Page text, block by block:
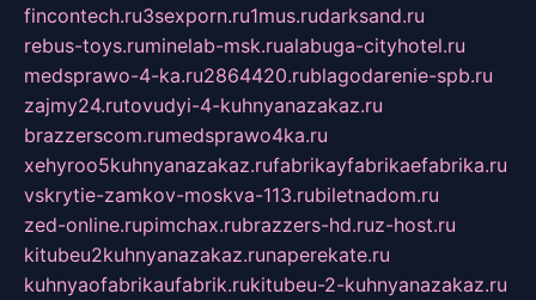
fincontech.ru3sexporn.ru1mus.rudarksand.ru
rebus-toys.ruminelab-msk.rualabuga-cityhotel.ru
medsprawo-4-ka.ru2864420.rublagodarenie-spb.ru
zajmy24.rutovudyi-4-kuhnyanazakaz.ru
brazzerscom.rumedsprawo4ka.ru
xehyroo5kuhnyanazakaz.rufabrikayfabrikaefabrika.ru
vskrytie-zamkov-moskva-113.rubiletnadom.ru
zed-online.rupimchax.rubrazzers-hd.ruz-host.ru
kitubeu2kuhnyanazakaz.runaperekate.ru
kuhnyaofabrikaufabrik.rukitubeu-2-kuhnyanazakaz.ru